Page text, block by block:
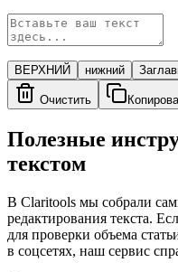
ВЕРХНИЙ нижний
Очистить
Полезные
текстом
В Claritools мы собрали
редактирования текста.
для проверки объема
в соцсетях, наш сервис